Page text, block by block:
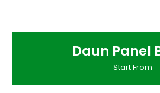
Daun Panel
Start From